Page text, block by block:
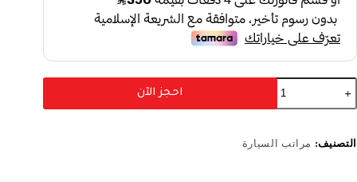
احجز الآن
التصنيف: مراتب السيارة